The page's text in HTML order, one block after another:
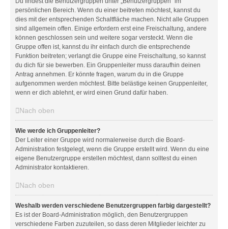
persönlichen Bereich. Wenn du einer beitreten möchtest, kannst du
dies mit der entsprechenden Schaltfläche machen. Nicht alle Gruppen
sind allgemein offen. Einige erfordern erst eine Freischaltung, andere
können geschlossen sein und weitere sogar versteckt. Wenn die
Gruppe offen ist, kannst du ihr einfach durch die entsprechende
Funktion beitreten; verlangt die Gruppe eine Freischaltung, so kannst
du dich für sie bewerben. Ein Gruppenleiter muss daraufhin deinen
Antrag annehmen. Er könnte fragen, warum du in die Gruppe
aufgenommen werden möchtest. Bitte belästige keinen Gruppenleiter,
wenn er dich ablehnt, er wird einen Grund dafür haben.
Nach oben
Wie werde ich Gruppenleiter?
Der Leiter einer Gruppe wird normalerweise durch die Board-
Administration festgelegt, wenn die Gruppe erstellt wird. Wenn du eine
eigene Benutzergruppe erstellen möchtest, dann solltest du einen
Administrator kontaktieren.
Nach oben
Weshalb werden verschiedene Benutzergruppen farbig dargestellt?
Es ist der Board-Administration möglich, den Benutzergruppen
verschiedene Farben zuzuteilen, so dass deren Mitglieder leichter zu